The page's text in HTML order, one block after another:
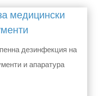
медицински
дезинфекция на
и апаратура